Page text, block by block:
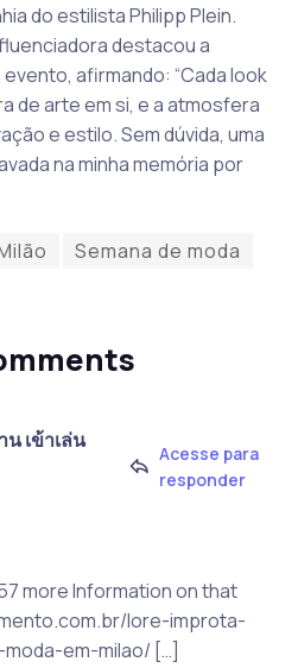
do estilista Philipp Plein.
destacou a
afirmando: “Cada look
de arte em si, e a atmosfera
e estilo. Sem dúvida, uma
na minha memória por
Semana de moda
เข้าเล่น
Acesse para
responder
more Information on that
lore-improta-
em-milao/ […]